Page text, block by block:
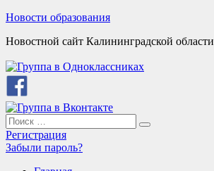
Skip
content
Новости образования
Новостной сайт Калининградской области
Search
for:
Search
Регистрация
Забыли пароль?